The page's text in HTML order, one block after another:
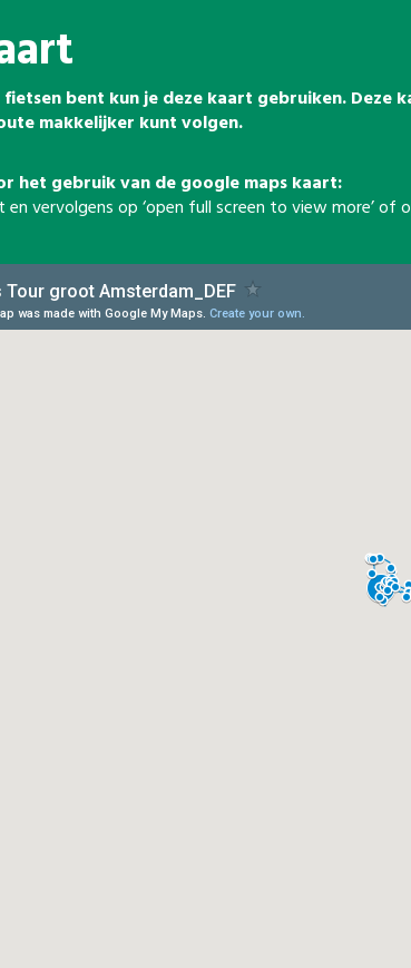
fietsen bent kun je deze kaart gebruiken.
makkelijker kunt volgen.
het gebruik van de google maps kaart:
en vervolgens op ‘open full screen to view more’